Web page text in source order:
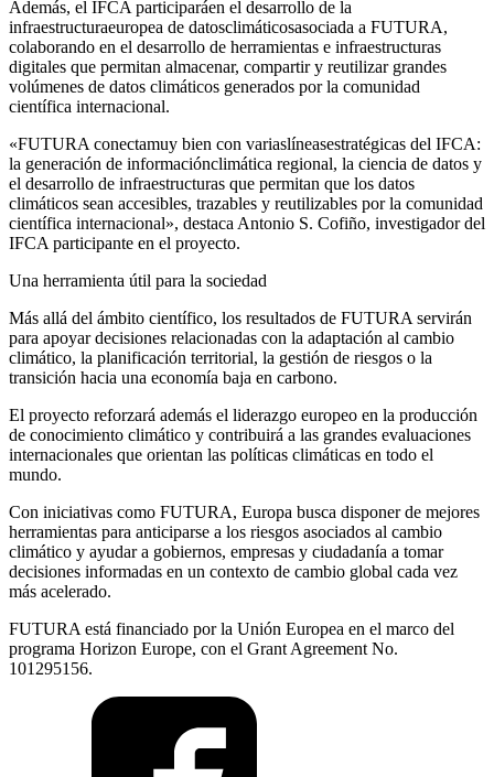
Además, el IFCA participaráen el desarrollo de la
infraestructuraeuropea de datosclimáticosasociada a FUTURA,
colaborando en el desarrollo de herramientas e infraestructuras
digitales que permitan almacenar, compartir y reutilizar grandes
volúmenes de datos climáticos generados por la comunidad
científica internacional.
«FUTURA conectamuy bien con variaslíneasestratégicas del IFCA:
la generación de informaciónclimática regional, la ciencia de datos y
el desarrollo de infraestructuras que permitan que los datos
climáticos sean accesibles, trazables y reutilizables por la comunidad
científica internacional», destaca Antonio S. Cofiño, investigador del
IFCA participante en el proyecto.
Una herramienta útil para la sociedad
Más allá del ámbito científico, los resultados de FUTURA servirán
para apoyar decisiones relacionadas con la adaptación al cambio
climático, la planificación territorial, la gestión de riesgos o la
transición hacia una economía baja en carbono.
El proyecto reforzará además el liderazgo europeo en la producción
de conocimiento climático y contribuirá a las grandes evaluaciones
internacionales que orientan las políticas climáticas en todo el
mundo.
Con iniciativas como FUTURA, Europa busca disponer de mejores
herramientas para anticiparse a los riesgos asociados al cambio
climático y ayudar a gobiernos, empresas y ciudadanía a tomar
decisiones informadas en un contexto de cambio global cada vez
más acelerado.
FUTURA está financiado por la Unión Europea en el marco del
programa Horizon Europe, con el Grant Agreement No.
101295156.